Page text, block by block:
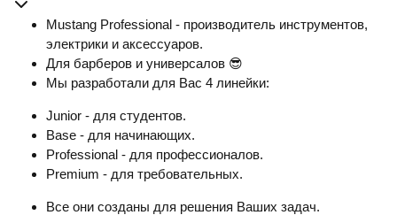
Mustang Professional - производитель инструментов,
электрики и аксессуаров.
Для барберов и универсалов 😎
Мы разработали для Вас 4 линейки:
Junior - для студентов.
Base - для начинающих.
Professional - для профессионалов.
Premium - для требовательных.
Все они созданы для решения Ваших задач.